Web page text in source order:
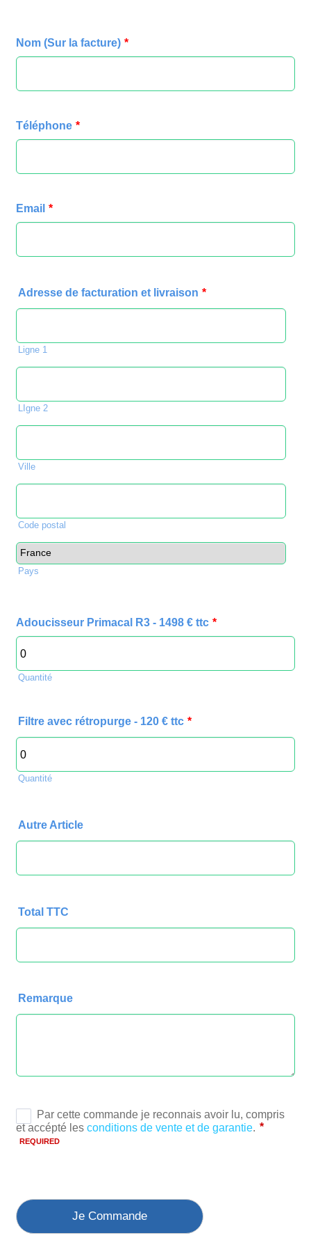
Nom (Sur la facture) *
Téléphone *
Email *
Adresse de facturation et livraison *
Ligne 1
LIgne 2
Ville
Code postal
Pays
Adoucisseur Primacal R3 - 1498 € ttc *
Quantité
Filtre avec rétropurge - 120 € ttc *
Quantité
Autre Article
Total TTC
Remarque
Je Commande